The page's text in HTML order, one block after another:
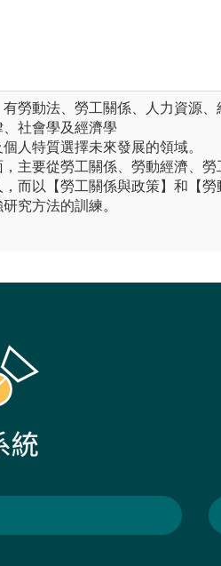
勞動法、勞工關係、人力資源、
社會學及經濟學
人特質選擇未來發展的領域。
主要從勞工關係、勞動經濟、勞
而以【勞工關係與政策】和【勞
究方法的訓練。